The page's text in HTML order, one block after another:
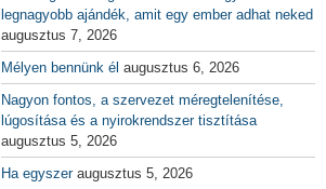
legnagyobb ajándék, amit egy ember adhat neked
augusztus 7, 2026
Mélyen bennünk él augusztus 6, 2026
Nagyon fontos, a szervezet méregtelenítése,
lúgosítása és a nyirokrendszer tisztítása
augusztus 5, 2026
Ha egyszer augusztus 5, 2026